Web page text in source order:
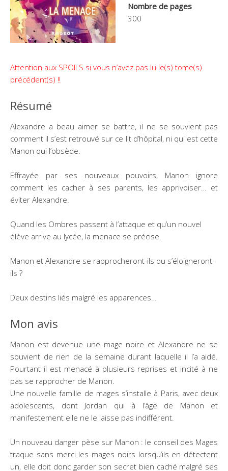
Nombre de pages
300
Attention aux SPOILS si vous n’avez pas lu le(s) tome(s)
précédent(s) !!
Résumé
Alexandre a beau aimer se battre, il ne se souvient pas
comment il s’est retrouvé sur ce lit d’hôpital, ni qui est cette
Manon qui l’obsède.
Effrayée par ses nouveaux pouvoirs, Manon ignore
comment les cacher à ses parents, les apprivoiser… et
éviter Alexandre.
Quand les Ombres passent à l’attaque et qu’un nouvel
élève arrive au lycée, la menace se précise.
Manon et Alexandre se rapprocheront-ils ou s’éloigneront-
ils ?
Deux destins liés malgré les apparences…
Mon avis
Manon est devenue une mage noire et Alexandre ne se
souvient de rien de la semaine durant laquelle il l’a aidé.
Pourtant il est menacé à plusieurs reprises et incité à ne
pas se rapprocher de Manon.
Une nouvelle famille de mages s’installe à Paris, avec deux
adolescents, dont Jordan qui à l’âge de Manon et
manifestement elle ne le laisse pas indifférent.
Un nouveau danger pèse sur Manon : le conseil des Mages
traque sans merci les mages noirs lorsqu’ils en détectent
un, elle doit donc garder son secret bien caché malgré ses